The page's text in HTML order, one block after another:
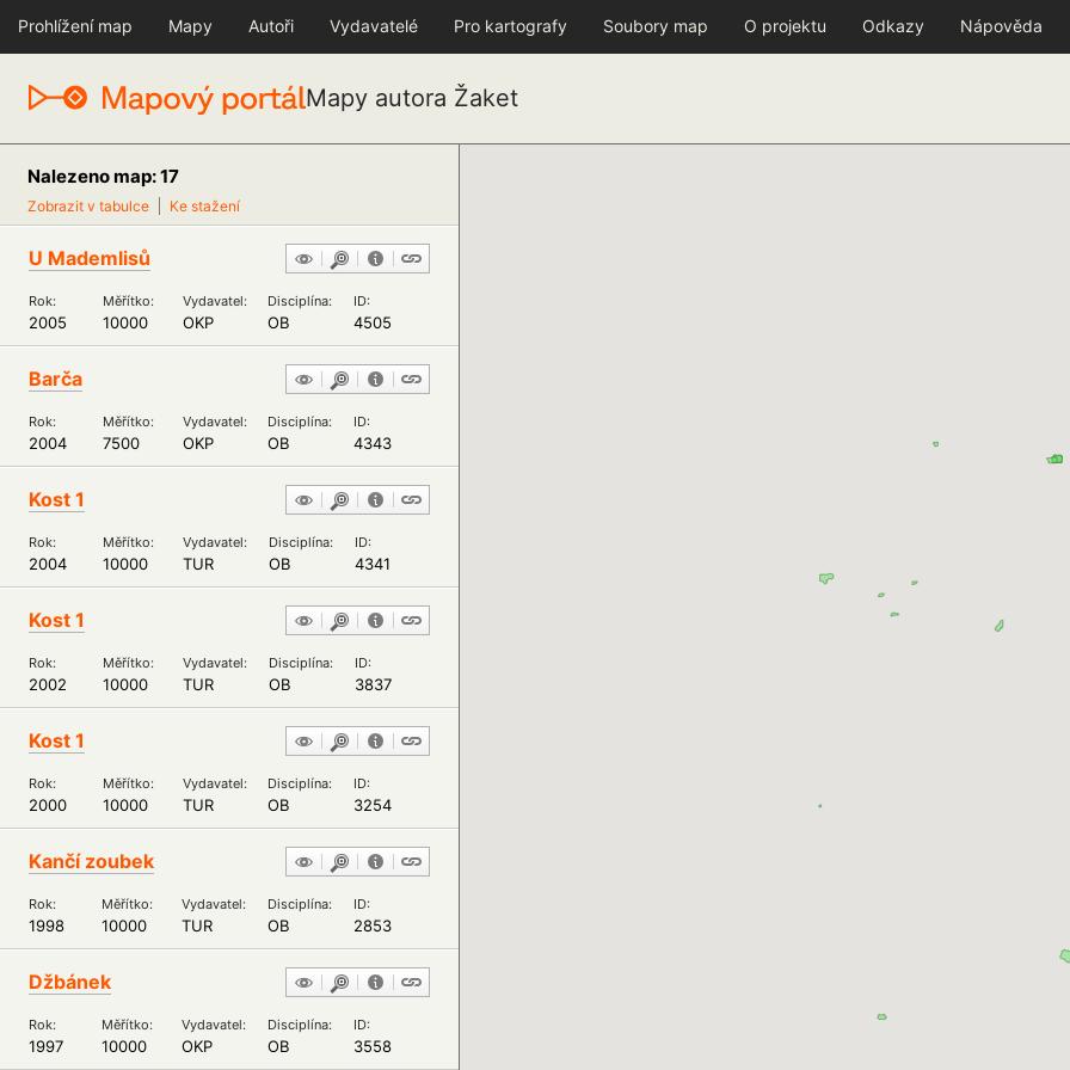
Prohlížení map Mapy Autoři Vydavatelé Pro kartografy Soubory map O projektu Odkazy Nápověda
Mapy autora Žaket
Nalezeno map: 17
Zobrazit v tabulce Ke stažení
U Mademlisů
Rok: Měřítko: Vydavatel: Disciplína: ID:
2005 10000 OKP OB 4505
Barča
Rok: Měřítko: Vydavatel: Disciplína: ID:
2004 7500 OKP OB 4343
Kost 1
Rok: Měřítko: Vydavatel: Disciplína: ID:
2004 10000 TUR OB 4341
Kost 1
Rok: Měřítko: Vydavatel: Disciplína: ID:
2002 10000 TUR OB 3837
Kost 1
Rok: Měřítko: Vydavatel: Disciplína: ID:
2000 10000 TUR OB 3254
Kančí zoubek
Rok: Měřítko: Vydavatel: Disciplína: ID:
1998 10000 TUR OB 2853
Džbánek
Rok: Měřítko: Vydavatel: Disciplína: ID:
1997 10000 OKP OB 3558